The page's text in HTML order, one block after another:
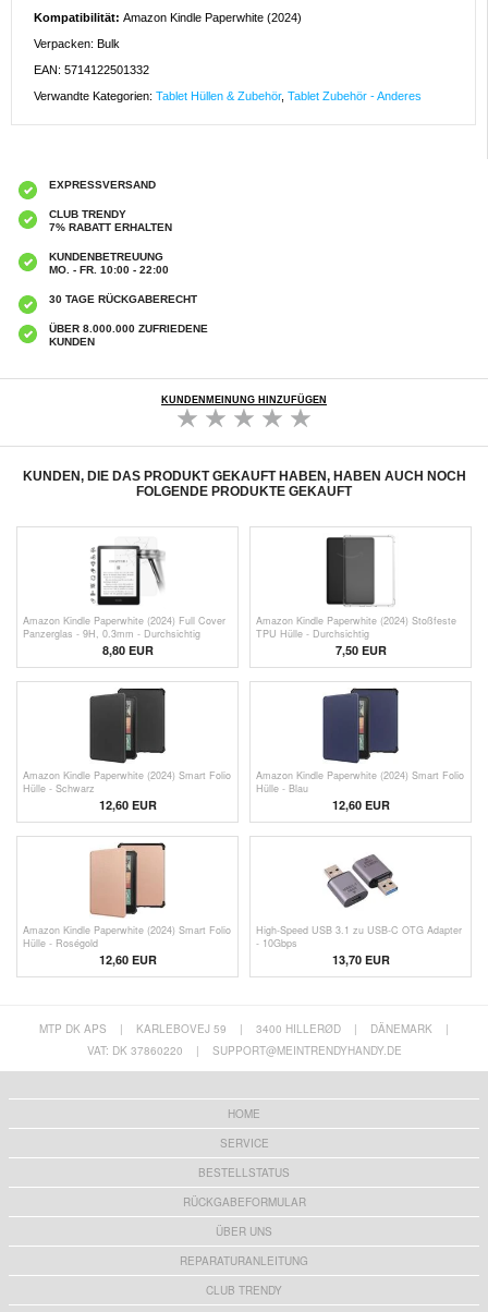
Kompatibilität: Amazon Kindle Paperwhite (2024)
Verpacken: Bulk
EAN: 5714122501332
Verwandte Kategorien: Tablet Hüllen & Zubehör, Tablet Zubehör - Anderes
EXPRESSVERSAND
CLUB TRENDY
7% RABATT ERHALTEN
KUNDENBETREUUNG
MO. - FR. 10:00 - 22:00
30 TAGE RÜCKGABERECHT
ÜBER 8.000.000 ZUFRIEDENE
KUNDEN
KUNDENMEINUNG HINZUFÜGEN
KUNDEN, DIE DAS PRODUKT GEKAUFT HABEN, HABEN AUCH NOCH
FOLGENDE PRODUKTE GEKAUFT
Amazon Kindle Paperwhite (2024) Full Cover
Panzerglas - 9H, 0.3mm - Durchsichtig
8,80 EUR
Amazon Kindle Paperwhite (2024) Stoßfeste
TPU Hülle - Durchsichtig
7,50EUR
Amazon Kindle Paperwhite (2024) Smart Folio
Hülle - Schwarz
12,60 EUR
Amazon Kindle Paperwhite (2024) Smart Folio
Hülle - Blau
12,60 EUR
Amazon Kindle Paperwhite (2024) Smart Folio
Hülle - Roségold
12,60 EUR
High-Speed USB 3.1 zu USB-C OTG Adapter
- 10Gbps
13,70 EUR
MTP DK APS | KARLEBOVEJ 59 | 3400 HILLERØD | DÄNEMARK
|
VAT: DK 37860220
| SUPPORT@MEINTRENDYHANDY.DE
HOME
SERVICE
BESTELLSTATUS
RÜCKGABEFORMULAR
ÜBER UNS
REPARATURANLEITUNG
CLUB TRENDY